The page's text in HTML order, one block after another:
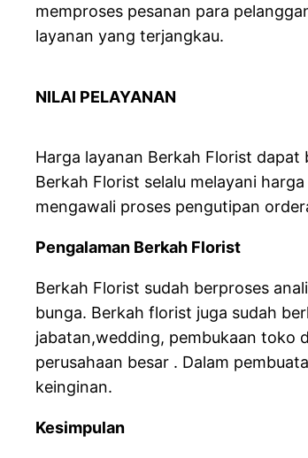
memproses pesanan para
layanan yang terjangkau.
NILAI PELAYANAN
Harga layanan Berkah Florist
Berkah Florist selalu melayani
mengawali proses pengutipan
Pengalaman Berkah Florist
Berkah Florist sudah berproses
bunga. Berkah florist juga sudah
jabatan,wedding, pembukaan toko
perusahaan besar . Dalam
keinginan.
Kesimpulan